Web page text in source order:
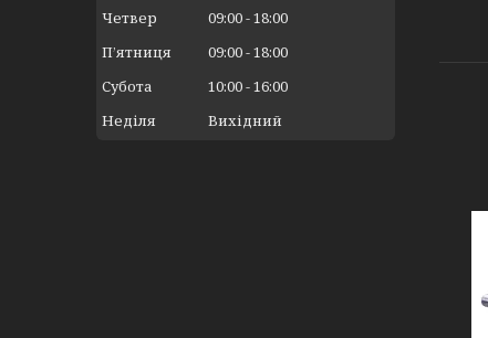
Четвер
09:00 18:00
Пʼятниця
09:00 18:00
Субота
10:00 16:00
Неділя
Вихідний